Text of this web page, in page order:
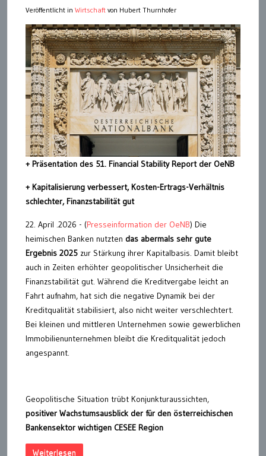
Veröffentlicht in Wirtschaft von Hubert Thurnhofer
+ Präsentation des 51. Financial Stability Report der OeNB
+ Kapitalisierung verbessert, Kosten-Ertrags-Verhältnis
schlechter, Finanzstabilität gut
22. April .2026 - (Presseinformation der OeNB) Die
heimischen Banken nutzten das abermals sehr gute
Ergebnis 2025 zur Stärkung ihrer Kapitalbasis. Damit bleibt
auch in Zeiten erhöhter geopolitischer Unsicherheit die
Finanzstabilität gut. Während die Kreditvergabe leicht an
Fahrt aufnahm, hat sich die negative Dynamik bei der
Kreditqualität stabilisiert, also nicht weiter verschlechtert.
Bei kleinen und mittleren Unternehmen sowie gewerblichen
Immobilienunternehmen bleibt die Kreditqualität jedoch
angespannt.
Geopolitische Situation trübt Konjunkturaussichten,
positiver Wachstumsausblick der für den österreichischen
Bankensektor wichtigen CESEE Region
Weiterlesen